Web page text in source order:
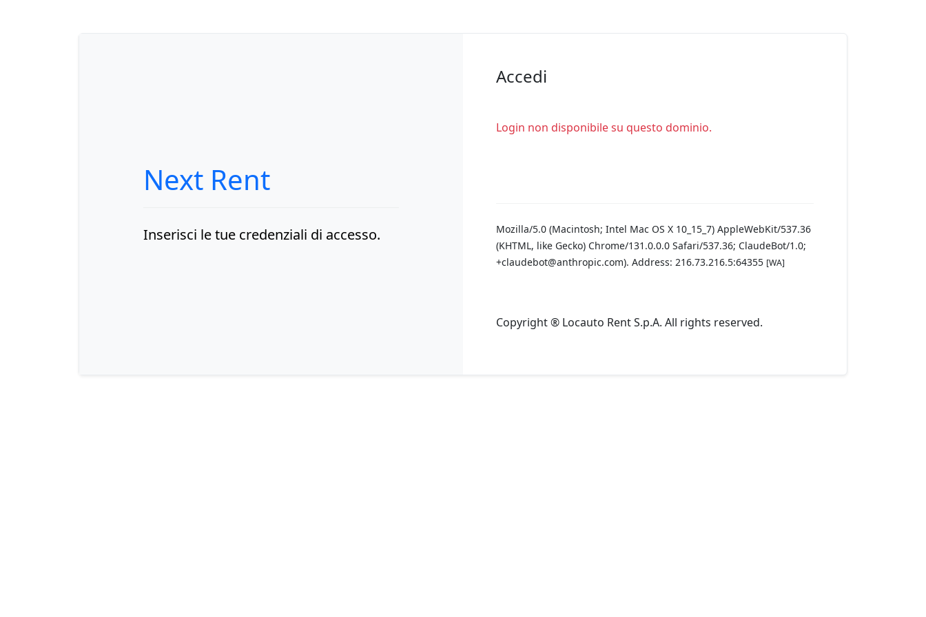
Next Rent
Inserisci le tue credenziali di accesso.
Accedi
Login non disponibile su questo dominio.
Mozilla/5.0 (Macintosh; Intel Mac OS X 10_15_7) AppleWebKit/537.36
(KHTML, like Gecko) Chrome/131.0.0.0 Safari/537.36; ClaudeBot/1.0;
+claudebot@anthropic.com). Address: 216.73.216.5:64355 [WA]
Copyright ® Locauto Rent S.p.A. All rights reserved.